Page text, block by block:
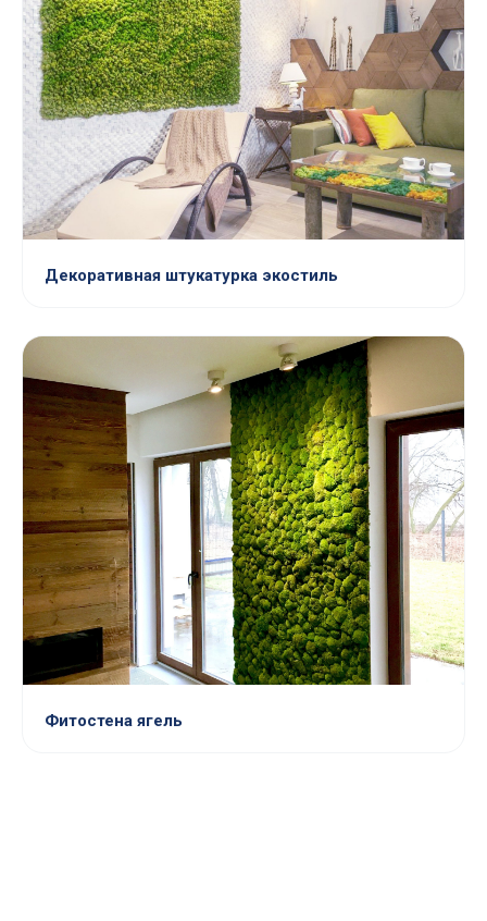
Декоративная штукатурка экостиль
Фитостена ягель